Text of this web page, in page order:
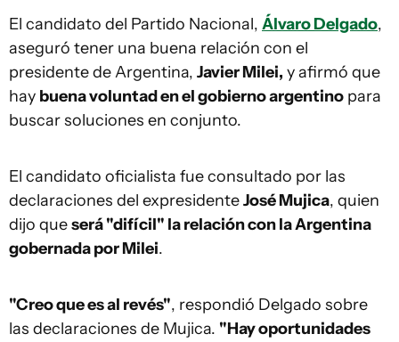
El candidato del Partido Nacional, Álvaro Delgado,
aseguró tener una buena relación con el
presidente de Argentina, Javier Milei, y afirmó que
hay buena voluntad en el gobierno argentino para
buscar soluciones en conjunto.
El candidato oficialista fue consultado por las
declaraciones del expresidenteJosé Mujica, quien
dijo queserá "difícil" la relación con la Argentina
gobernada por Milei.
"Creo que es al revés", respondió Delgado sobre
las declaraciones de Mujica. "Hay oportunidades